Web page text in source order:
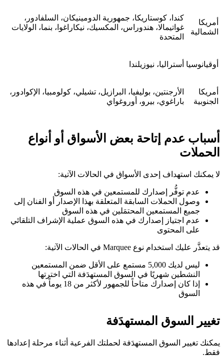
أمريكا
الشمالية
كندا، كوستاريكا، جمهورية الدومينيكان، السلفادور،
غواتيمالا، هندوراس، المكسيك، نيكاراغوا، بنما، الولايات
المتحدة
أوقيانوسيا أستراليا، نيوزيلندا
أمريكا
الجنوبية
الأرجنتين، بوليفيا، البرازيل، تشيلي، كولومبيا، الإكوادور،
باراغوي، بيرو، أوروغواي
أسباب عدم إتاحة بعض الأسواق أو أنواع
الحملات
لا يمكنك استهداف إحدى الأسواق في الحالات الآتية:
عدم توفُّر إصدارك للمستمعين في هذه السوق
وصول الحملات السابقة المتعلقة بهذا الإصدار أو الفنان إلى
جميع المستمعين المحتمَلين في هذه السوق
عدم اجتياز إصدارك في هذه السوق عملية الإشراف التلقائي
على المحتوى
قد يتعذَّر عليك استخدام نوع Marquee في الحالات الآتية:
ليس لديك 5,000 مستمع على الأقل ضمن المستمعين
النشطين شهريًا في السوق المستهدَفة التي اخترتها
إذا كان إصدارك متاحاً للجمهور لأكثر من 18 يوماً في هذه
السوق
تغيير السوق المستهدَفة
يمكنك تغيير السوق المستهدَفة لحملتك الفرعية أثناء مرحلة إعدادها
فقط.